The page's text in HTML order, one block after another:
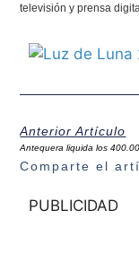
televisión y prensa
Anterior Artículo
Comparte el
PUBLICIDAD